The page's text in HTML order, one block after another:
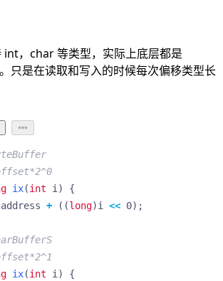
，char 等类型，实际上底层都是
只是在读取和写入的时候每次偏移类型长
ix(int i)
{
address + ((long)i << 0);
ix(int i)
{